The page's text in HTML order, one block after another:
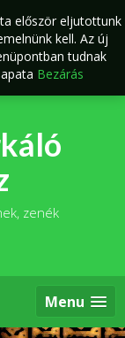
zenék
Menu
először eljutottunk
kell. Az új
tudnak
Bezárás